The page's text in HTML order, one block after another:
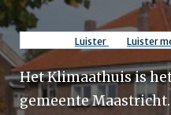
Kruimelpad
Luister Luister
Het Klimaathuis is
gemeente